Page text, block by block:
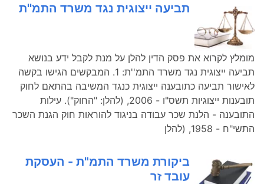
תביעה ייצוגית נגד משרד התמ''ת
מומלץ לקרוא את פסק הדין להלן על מנת לקבל ידע בנושא
תביעה ייצוגית נגד משרד התמ''ת: 1. המבקשים הגישו בקשה
לאישור תביעה כתובענה ייצוגית כנגד המשיבה בהתאם לחוק
תובענות ייצוגיות תשס"ו - 2006, (להלן: "החוק"). עילות
התובענה - הלנת שכר עבודה בניגוד להוראות חוק הגנת השכר
התשי"ח - 1958, (להלן
ביקורת משרד התמ"ת - העסקת
עובד זר